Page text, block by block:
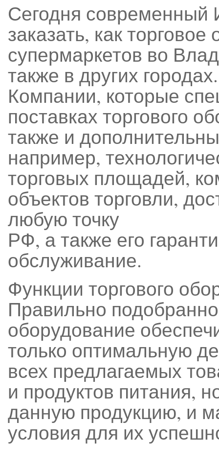
Сегодня современный
заказать, как
супермаркетов во
также в других городах.
Компании, которые
поставках торгового
также и
например,
торговых площадей,
объектов торговли,
любую точку
РФ, а также его
обслуживание.
Функции торгового
Правильно
оборудование
только оптимальную
всех предлагаемых
и продуктов питания,
данную продукцию, и
условия для их